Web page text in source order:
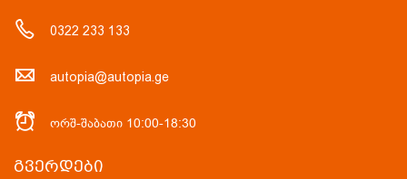
0322 233 133
autopia@autopia.ge
ორშ-შაბათი 10:00-18:30
ᲒᲕᲔᲠᲓᲔᲑᲘ